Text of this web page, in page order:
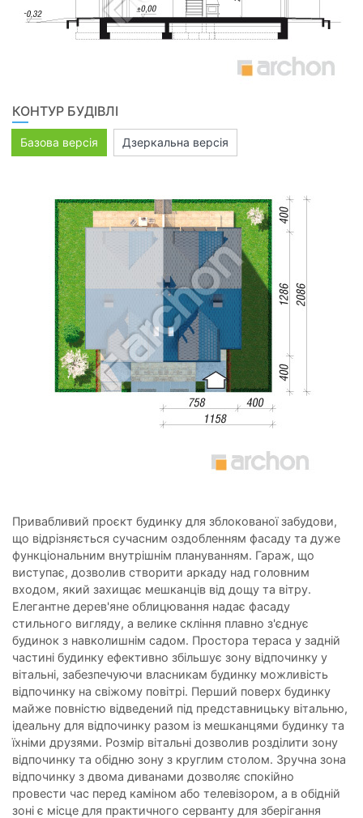
КОНТУР БУДІВЛІ
Базова версія Дзеркальна версія
Привабливий проєкт будинку для зблокованої забудови,
що відрізняється сучасним оздобленням фасаду та дуже
функціональним внутрішнім плануванням. Гараж, що
виступає, дозволив створити аркаду над головним
входом, який захищає мешканців від дощу та вітру.
Елегантне дерев'яне облицювання надає фасаду
стильного вигляду, а велике скління плавно з'єднує
будинок з навколишнім садом. Простора тераса у задній
частині будинку ефективно збільшує зону відпочинку у
вітальні, забезпечуючи власникам будинку можливість
відпочинку на свіжому повітрі. Перший поверх будинку
майже повністю відведений під представницьку вітальню,
ідеальну для відпочинку разом із мешканцями будинку та
їхніми друзями. Розмір вітальні дозволив розділити зону
відпочинку та обідню зону з круглим столом. Зручна зона
відпочинку з двома диванами дозволяє спокійно
провести час перед каміном або телевізором, а в обідній
зоні є місце для практичного серванту для зберігання